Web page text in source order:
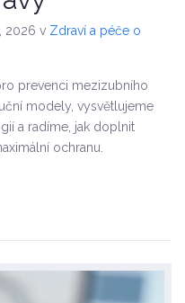
2026 v Zdraví a péče o
prevenci mezizubního
modely, vysvětlujeme
a radíme, jak doplnit
ochranu.